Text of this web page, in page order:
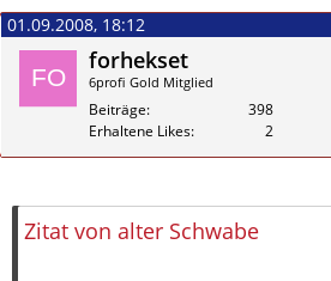
01.09.2008, 18:12
forhekset
6profi Gold Mitglied
Beiträge
398
Erhaltene Likes
2
Zitat von alter Schwabe